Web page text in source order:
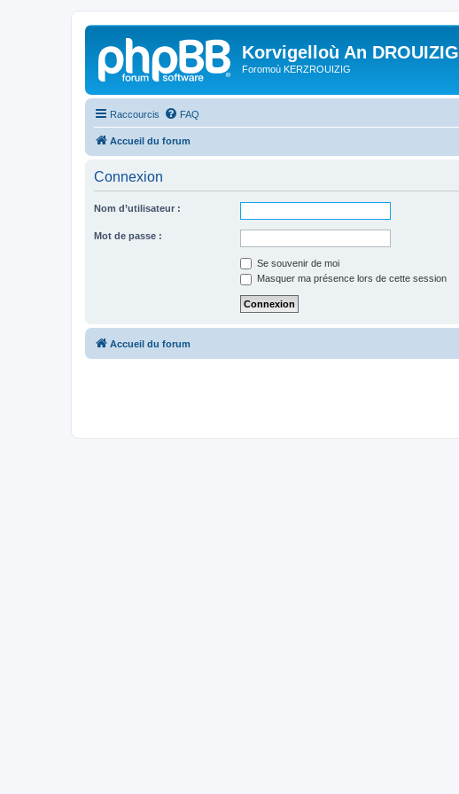
Korvigelloù An DROUIZIG
Foromoù KERZROUIZIG
Raccourcis FAQ
Accueil du forum
Connexion
Nom d’utilisateur :
Mot de passe :
Se souvenir de moi
Masquer ma présence lors de cette session
Accueil du forum